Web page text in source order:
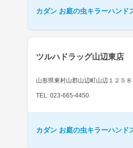
カダン お庭の虫キラーハンド
ツルハドラッグ山辺東店
山形県東村山郡山辺町山辺１２５８
TEL: 023-665-4450
カダン お庭の虫キラーハンド